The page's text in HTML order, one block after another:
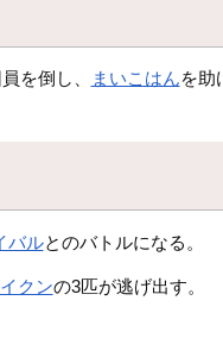
を倒し、 まいこはんを助
バルとのバトルになる。
クンの3匹が逃げ出す。